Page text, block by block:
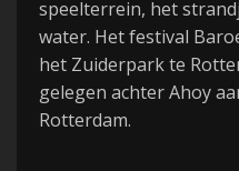
speelterrein, het
water. Het festival
het Zuiderpark te
gelegen achter Ahoy
Rotterdam.